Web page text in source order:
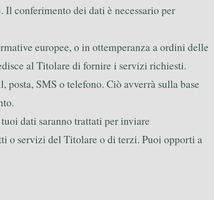
conferimento dei dati è necessario per
europee, o in ottemperanza a ordini delle
al Titolare di fornire i servizi richiesti.
SMS o telefono. Ciò avverrà sulla base
dati saranno trattati per inviare
o servizi del Titolare o di terzi. Puoi opporti a